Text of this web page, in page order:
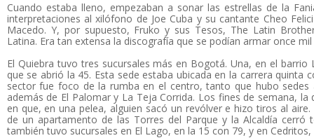
Cuando estaba lleno, empezaban a sonar las estrellas de la
interpretaciones al xilófono de Joe Cuba y su cantante Cheo
Macedo. Y, por supuesto, Fruko y sus Tesos, The Latin
Latina. Era tan extensa la discografía que se podían armar once
El Quiebra tuvo tres sucursales más en Bogotá. Una, en el
que se abrió la 45. Esta sede estaba ubicada en la carrera quinta
sector fue foco de la rumba en el centro, tanto que hubo sedes
además de El Palomar y La Teja Corrida. Los fines de semana,
en que, en una pelea, alguien sacó un revólver e hizo tiros al
de un apartamento de las Torres del Parque y la Alcaldía cerró
también tuvo sucursales en El Lago, en la 15 con 79, y en Cedritos,